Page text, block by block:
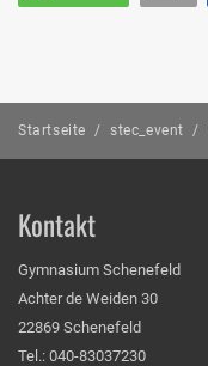
Startseite / stec_event /
Kontakt
Gymnasium Schenefeld
Achter de Weiden 30
22869 Schenefeld
Tel.: 040-83037230